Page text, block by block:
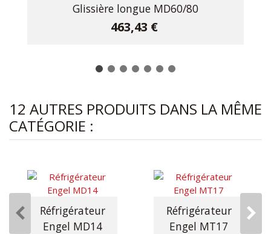
Glissière longue MD60/80
463,43 €
12 AUTRES PRODUITS DANS LA MÊME
CATÉGORIE :
Réfrigérateur
Engel MD14
Réfrigérateur
Engel MT17